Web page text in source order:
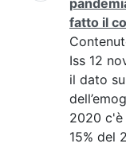
fatto il
Iss 12
il dato
2020 c'è
15% del